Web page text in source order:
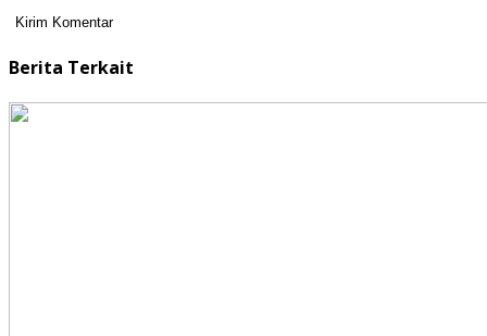
Berita Terkait